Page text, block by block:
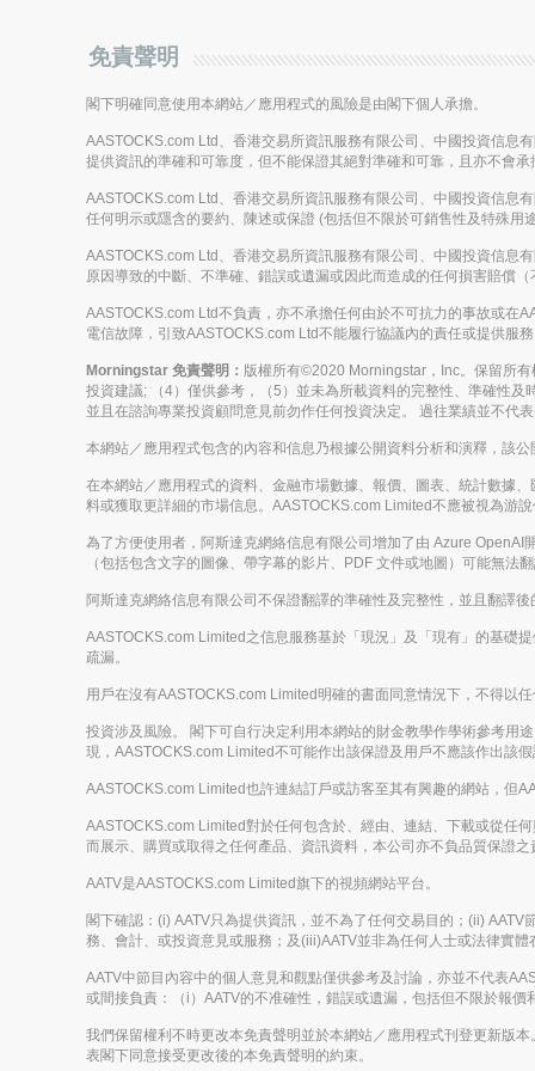
免責聲明
閣下明確同意使用本網站／應用程式的風險是由閣下個人承擔。
AASTOCKS.com Ltd、香港交易所資訊服務有限公司、中國投資信息
提供資訊的準確和可靠度，但不能保證其絕對準確和可靠，且亦不會
AASTOCKS.com Ltd、香港交易所資訊服務有限公司、中國投資信息
任何明示或隱含的要約、陳述或保證 (包括但不限於可銷售性及特殊用
AASTOCKS.com Ltd、香港交易所資訊服務有限公司、中國投資信息
原因導致的中斷、不準確、錯誤或遺漏或因此而造成的任何損害賠償
AASTOCKS.com Ltd不負責，亦不承擔任何由於不可抗力的事故或在
電信故障，引致AASTOCKS.com Ltd不能履行協議內的責任或提供服
Morningstar 免責聲明： 版權所有©2020 Morningstar，Inc。保留所
投資建議; （4）僅供參考，（5）並未為所載資料的完整性、準確性
並且在諮詢專業投資顧問意見前勿作任何投資決定。 過往業績並不代
本網站／應用程式包含的內容和信息乃根據公開資料分析和演釋，該
在本網站／應用程式的資料、金融市場數據、報價、圖表、統計數據
料或獲取更詳細的市場信息。AASTOCKS.com Limited不應被視為游
為了方便使用者，阿斯達克網絡信息有限公司增加了由 Azure
（包括包含文字的圖像、帶字幕的影片、PDF 文件或地圖）可能無法
阿斯達克網絡信息有限公司不保證翻譯的準確性及完整性，並且翻譯
AASTOCKS.com Limited之信息服務基於「現況」及「現有」的基礎
疏漏。
用戶在沒有AASTOCKS.com Limited明確的書面同意情況下，不得以
投資涉及風險。 閣下可自行决定利用本網站的財金教學作學術參考用
現，AASTOCKS.com Limited不可能作出該保證及用戶不應該作出該
AASTOCKS.com Limited也許連結訂戶或訪客至其有興趣的網站，但
AASTOCKS.com Limited對於任何包含於、經由、連結、下載或從任
而展示、購買或取得之任何產品、資訊資料，本公司亦不負品質保證之
AATV是AASTOCKS.com Limited旗下的視頻網站平台。
閣下確認：(i) AATV只為提供資訊，並不為了任何交易目的；(ii)
務、會計、或投資意見或服務；及(iii)AATV並非為任何人士或法律實
AATV中節目內容中的個人意見和觀點僅供參考及討論，亦並不代表
或間接負責：（i）AATV的不准確性，錯誤或遺漏，包括但不限於報
我們保留權利不時更改本免責聲明並於本網站／應用程式刊登更新版
表閣下同意接受更改後的本免責聲明的約束。